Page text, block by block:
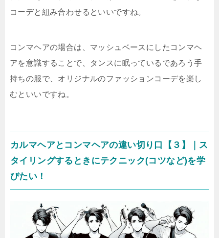
コーデと組み合わせるといいですね。
コンマヘアの場合は、マッシュベースにしたコンマヘ
アを意識することで、タンスに眠っているであろう手
持ちの服で、オリジナルのファッションコーデを楽し
むといいですね。
カルマヘアとコンマヘアの違い切り口【３】｜ス
タイリングするときにテクニック(コツなど)を学
びたい！